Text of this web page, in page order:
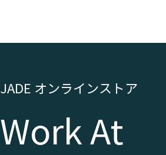
JADE オンラインストア
​Work At